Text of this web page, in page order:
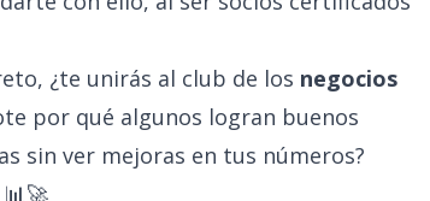
¿te unirás al club de los negocios
por qué algunos logran buenos
sin ver mejoras en tus números?
📊🚀